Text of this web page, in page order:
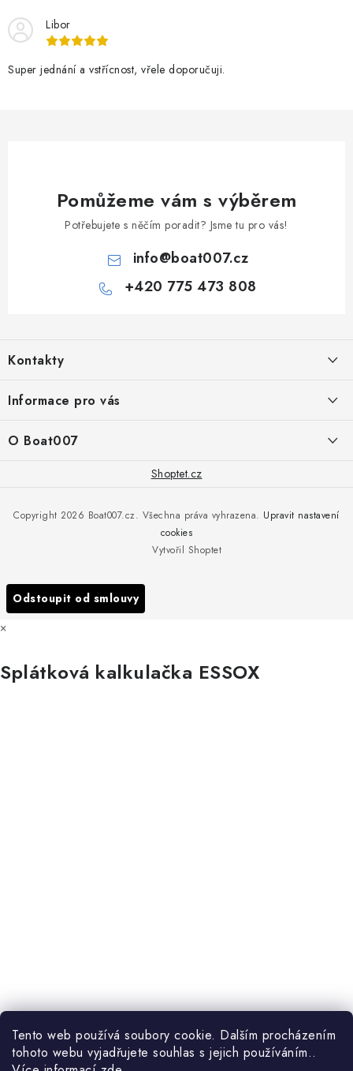
Tento web používá soubory cookie. Dalším procházením
tohoto webu vyjadřujete souhlas s jejich používáním..
Libor
Super jednání a vstřícnost, vřele doporučuji.
Pomůžeme vám s výběrem
Potřebujete s něčím poradit? Jsme tu pro vás!
info@boat007.cz
+420 775 473 808
p
a
Kontakty
+420 775 473 808
PŘÍJEM/VÝDEJ/SERVIS zakázek
Informace pro vás
Obchodní podmínky
Podmínky ochrany osobních údajů
O Boat007
Všechny značky
Shoptet.cz
Vytvořil Shoptet
Copyright 2026 Boat007.cz. Všechna práva vyhrazena. Upravit nastavení
cookies
Odstoupit od smlouvy
×
Splátková kalkulačka ESSOX